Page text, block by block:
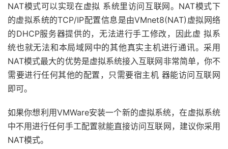
NAT模式可以实现在虚拟 系统里访问互联网。NAT模式下
的虚拟系统的TCP/IP配置信息是由VMnet8(NAT)虚拟网络
的DHCP服务器提供的，无法进行手工修改，因此虚 拟系
统也就无法和本局域网中的其他真实主机进行通讯。采用
NAT模式最大的优势是虚拟系统接入互联网非常简单，你不
需要进行任何其他的配置，只需要宿主机 器能访问互联网
即可。
如果你想利用VMWare安装一个新的虚拟系统，在虚拟系统
中不用进行任何手工配置就能直接访问互联网，建议你采用
NAT模式。